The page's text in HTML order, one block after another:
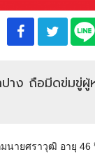
ปาง ถือมีดข่ม
ายศราวุฒิ อายุ 46